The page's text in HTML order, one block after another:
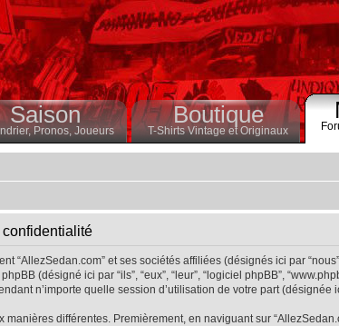
Saison
Pronos, Joueurs
Boutique
T-Shirts Vintage et Originaux
“AllezSedan.com” et ses sociétés affiliées (désignés ici par “nous”,
(désigné ici par “ils”, “eux”, “leur”, “logiciel phpBB”,
n’importe quelle session d’utilisation de votre part (désignée
manières différentes. Premièrement, en naviguant sur